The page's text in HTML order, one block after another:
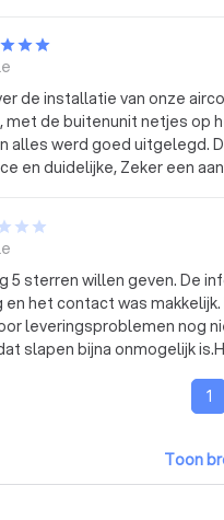
de installatie van onze
de buitenunit netjes op
alles werd goed uitgelegd.
en duidelijke, Zeker een
5 sterren willen geven. De
het contact was
leveringsproblemen nog
slapen bijna onmogelijk
Keer op keer kwam er
of bleef een reactie op
het alsof we aan ons lot
en een trillende
1
Toon